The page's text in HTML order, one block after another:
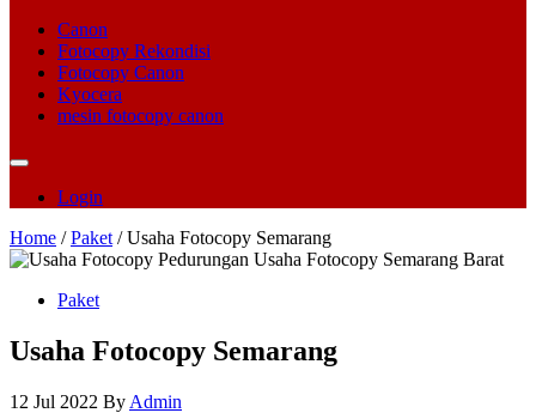
Canon
Fotocopy Rekondisi
Fotocopy Canon
Kyocera
mesin fotocopy canon
Login
Home /Paket / Usaha Fotocopy Semarang
Paket
Usaha Fotocopy Semarang
12 Jul 2022 By Admin